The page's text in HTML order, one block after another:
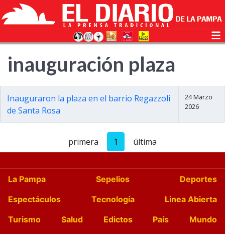
inauguración plaza
Inauguraron la plaza en el barrio Regazzoli
de Santa Rosa
24 Marzo
2026
primera 1 última
La Pampa Sepelios
Deportes
Espectáculos
Tecnología
Linea Abierta
Turismo
Salud Edictos País
Mundo